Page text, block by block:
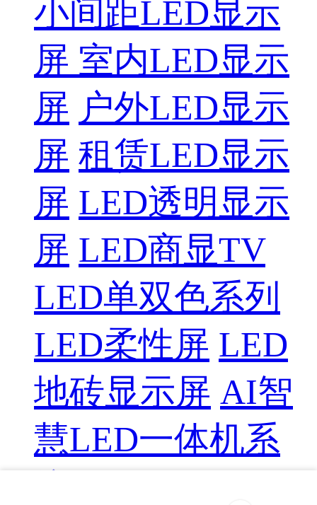
小间距LED显示
屏 室内LED显示
屏 户外LED显示
屏 租赁LED显示
屏 LED透明显示
屏 LED商显TV
LED单双色系列
LED柔性屏 LED
地砖显示屏 AI智
慧LED一体机系